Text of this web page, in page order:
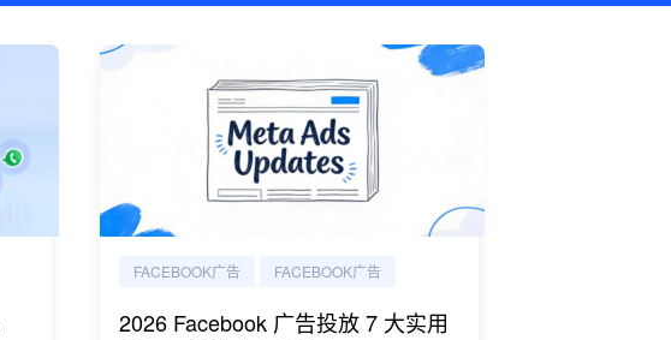
FACEBOOK广告 FACEBOOK广告
2026 Facebook 广告投放 7 大实用